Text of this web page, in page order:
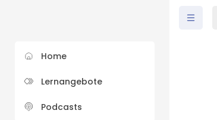
Home
Lernangebote
Podcasts